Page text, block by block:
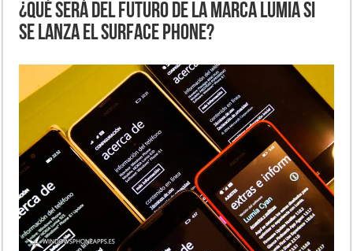
¿Qué será del futuro de la marca Lumia si
se lanza el Surface Phone?